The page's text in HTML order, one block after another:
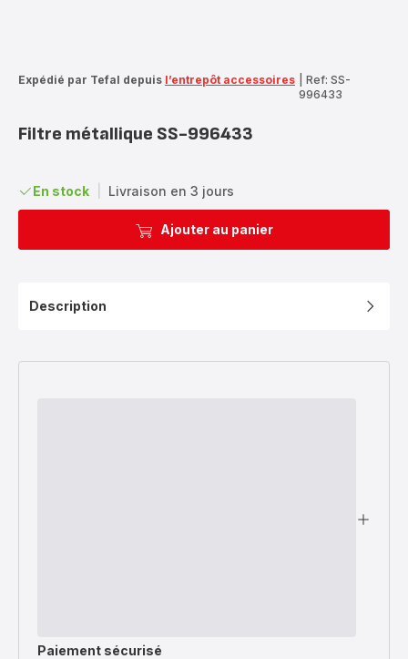
Expédié par Tefal depuis l’entrepôt accessoires
Ref: SS-
996433
Filtre métallique SS-996433
En stock Livraison en 3 jours
Ajouter au panier
Description
Paiement sécurisé